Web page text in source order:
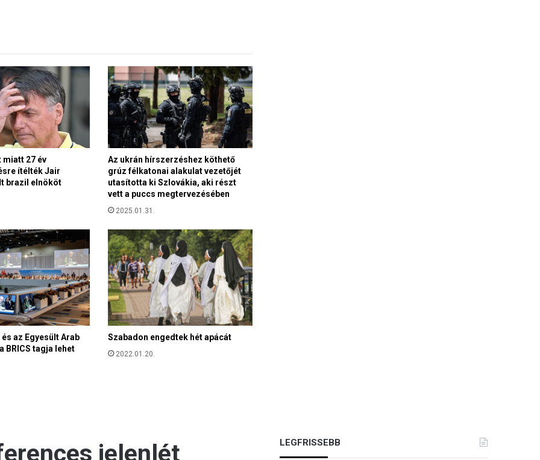
27 év
ítélték Jair
brazil elnököt
Az ukrán hírszerzéshez köthető
grúz félkatonai alakulat vezetőjét
utasította ki Szlovákia, aki részt
vett a puccs megtervezésében
2025.01.31.
az Egyesült Arab
BRICS tagja lehet
Szabadon engedtek hét apácát
2022.01.20.